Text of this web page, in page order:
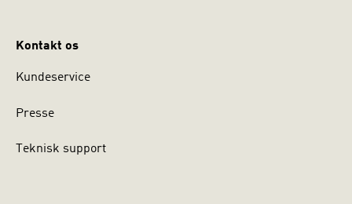
Kontakt os
Kundeservice
Presse
Teknisk support